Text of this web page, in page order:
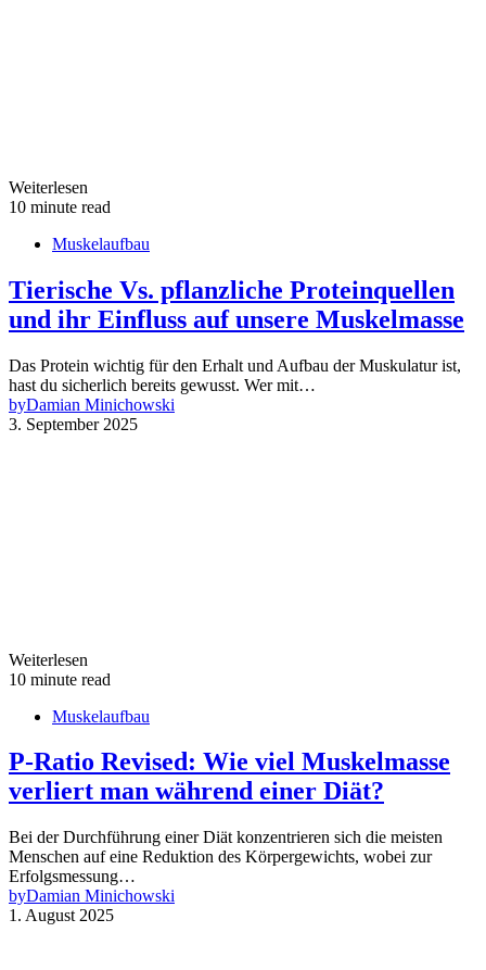
Weiterlesen
10 minute read
Muskelaufbau
Tierische Vs. pflanzliche Proteinquellen
und ihr Einfluss auf unsere Muskelmasse
Das Protein wichtig für den Erhalt und Aufbau der Muskulatur ist,
hast du sicherlich bereits gewusst. Wer mit…
byDamian Minichowski
3. September 2025
Weiterlesen
10 minute read
Muskelaufbau
P-Ratio Revised: Wie viel Muskelmasse
verliert man während einer Diät?
Bei der Durchführung einer Diät konzentrieren sich die meisten
Menschen auf eine Reduktion des Körpergewichts, wobei zur
Erfolgsmessung…
byDamian Minichowski
1. August 2025